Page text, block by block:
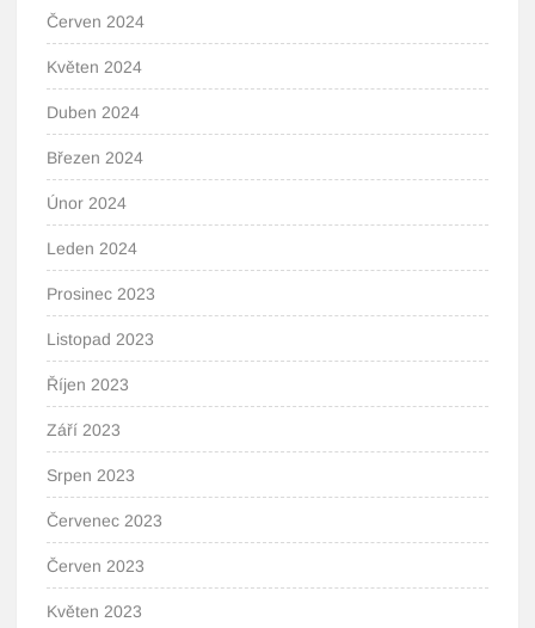
Červen 2024
Květen 2024
Duben 2024
Březen 2024
Únor 2024
Leden 2024
Prosinec 2023
Listopad 2023
Říjen 2023
Září 2023
Srpen 2023
Červenec 2023
Červen 2023
Květen 2023